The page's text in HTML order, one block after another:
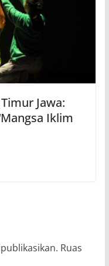
Jawa:
Iklim
Ruas